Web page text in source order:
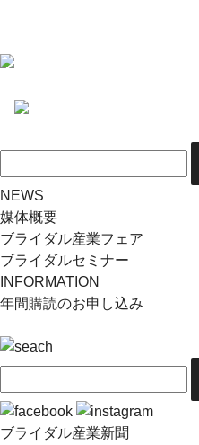
NEWS
媒体概要
ブライダル産業フェア
ブライダルセミナー
INFORMATION
年間購読のお申し込み
ブライダル産業新聞